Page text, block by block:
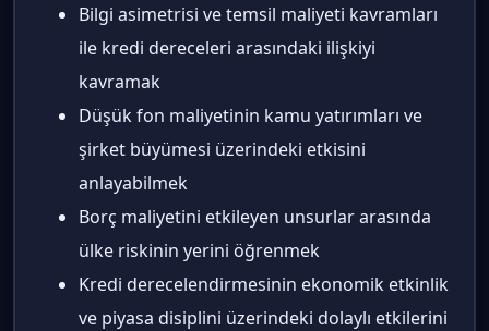
Bilgi asimetrisi ve temsil maliyeti kavramları
ile kredi dereceleri arasındaki ilişkiyi
kavramak
Düşük fon maliyetinin kamu yatırımları ve
şirket büyümesi üzerindeki etkisini
anlayabilmek
Borç maliyetini etkileyen unsurlar arasında
ülke riskinin yerini öğrenmek
Kredi derecelendirmesinin ekonomik etkinlik
ve piyasa disiplini üzerindeki dolaylı etkilerini